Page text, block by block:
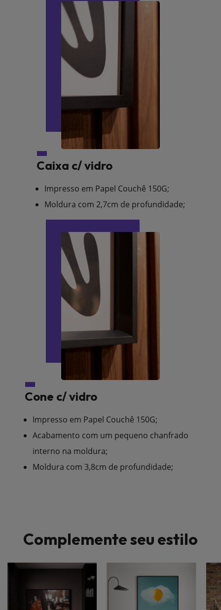
Caixa c/ vidro
Impresso em Papel Couchê 150G;
Moldura com 2,7cm de profundidade;
Cone c/ vidro
Impresso em Papel Couchê 150G;
Acabamento com um pequeno chanfrado
interno na moldura;
Moldura com 3,8cm de profundidade;
Complemente seu estilo